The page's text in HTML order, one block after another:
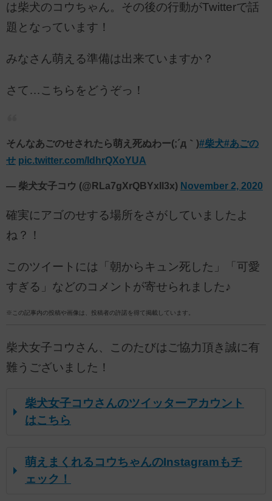
は柴犬のコウちゃん。その後の行動がTwitterで話
題となっています！
みなさん萌える準備は出来ていますか？
さて…こちらをどうぞっ！
そんなあごのせされたら萌え死ぬわー(;´д｀)#柴犬#あごの
せ pic.twitter.com/IdhrQXoYUA
— 柴犬女子コウ (@RLa7gXrQBYxIl3x) November 2, 2020
確実にアゴのせする場所をさがしていましたよ
ね？！
このツイートには「朝からキュン死した」「可愛
すぎる」などのコメントが寄せられました♪
※この記事内の投稿や画像は、投稿者の許諾を得て掲載しています。
柴犬女子コウさん、このたびはご協力頂き誠に有
難うございました！
柴犬女子コウさんのツイッターアカウント
はこちら
萌えまくれるコウちゃんのInstagramもチ
ェック！